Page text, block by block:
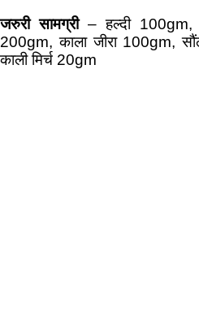
जरुरी सामग्री– हल्दी 100gm,
200gm, काला जीरा 100gm,
काली मिर्च 20gm